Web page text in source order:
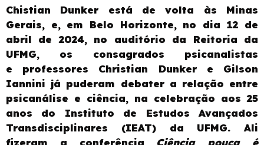
Chistian Dunker está de volta às Minas
Gerais, e, em Belo Horizonte, no dia 12 de
abril de 2024, no auditório da Reitoria da
UFMG, os consagrados psicanalistas
e professores Christian Dunker e Gilson
Iannini já puderam debater a relação entre
psicanálise e ciência, na celebração aos 25
anos do Instituto de Estudos Avançados
Transdisciplinares (IEAT) da UFMG. Ali
fizeram a conferência Ciência pouca é